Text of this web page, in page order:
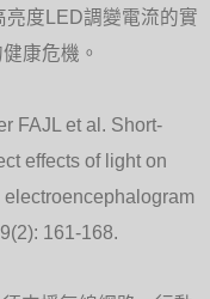
度LED調變電流的實
康危機。
FAJL et al. Short-
effects of light on
161-168.